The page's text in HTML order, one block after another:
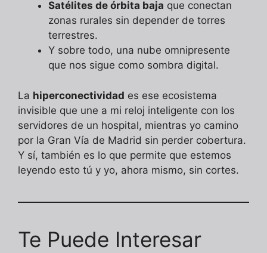
Satélites de órbita baja que conectan
zonas rurales sin depender de torres
terrestres.
Y sobre todo, una nube omnipresente
que nos sigue como sombra digital.
La hiperconectividad es ese ecosistema
invisible que une a mi reloj inteligente con los
servidores de un hospital, mientras yo camino
por la Gran Vía de Madrid sin perder cobertura.
Y sí, también es lo que permite que estemos
leyendo esto tú y yo, ahora mismo, sin cortes.
Te Puede Interesar